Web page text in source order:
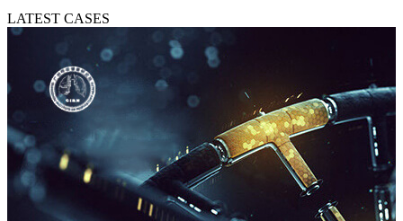
LATEST CASES